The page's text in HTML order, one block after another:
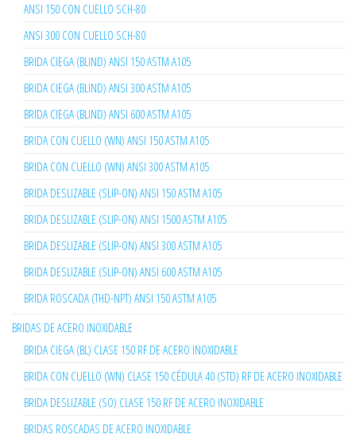
ANSI 150 CON CUELLO SCH-80
ANSI 300 CON CUELLO SCH-80
BRIDA CIEGA (BLIND) ANSI 150 ASTM A105
BRIDA CIEGA (BLIND) ANSI 300 ASTM A105
BRIDA CIEGA (BLIND) ANSI 600 ASTM A105
BRIDA CON CUELLO (WN) ANSI 150 ASTM A105
BRIDA CON CUELLO (WN) ANSI 300 ASTM A105
BRIDA DESLIZABLE (SLIP-ON) ANSI 150 ASTM A105
BRIDA DESLIZABLE (SLIP-ON) ANSI 1500 ASTM A105
BRIDA DESLIZABLE (SLIP-ON) ANSI 300 ASTM A105
BRIDA DESLIZABLE (SLIP-ON) ANSI 600 ASTM A105
BRIDA ROSCADA (THD-NPT) ANSI 150 ASTM A105
BRIDAS DE ACERO INOXIDABLE
BRIDA CIEGA (BL) CLASE 150 RF DE ACERO INOXIDABLE
BRIDA CON CUELLO (WN) CLASE 150 CÉDULA 40 (STD) RF DE ACERO INOXIDABLE
BRIDA DESLIZABLE (SO) CLASE 150 RF DE ACERO INOXIDABLE
BRIDAS ROSCADAS DE ACERO INOXIDABLE